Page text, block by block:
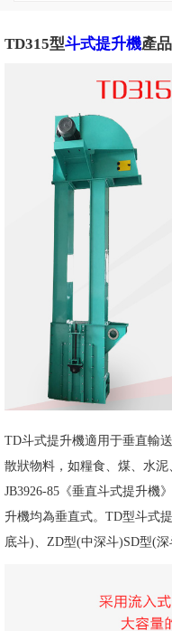
TD315型斗式提升機產
TD斗式提升機適用于垂直輸
散狀物料，如糧食、煤、水
JB3926-85《垂直斗式提升機
升機均為垂直式。TD型斗式
底斗)、ZD型(中深斗)SD型(深